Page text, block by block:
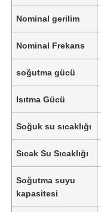
Nominal gerilim
Nominal Frekans
soğutma gücü
Isıtma Gücü
Soğuk su sıcaklığı
Sıcak Su Sıcaklığı
Soğutma suyu
kapasitesi